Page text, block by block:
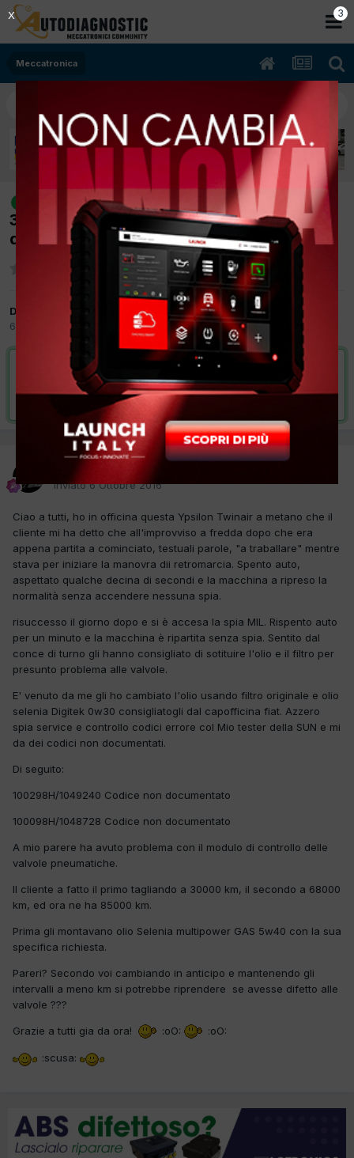
Meccatronica
[Lancia Ypsilon 11/2013 875cc
312A2000 62,Kw Bifuel B/Metano] Codici di
difetto non documentati
Da piancastelli
6 Ottobre 2016
Meccatronica
VAI ALLA SOLUZIONE
Risolta da piancastelli,
piancastelli
Inviato6 Ottobre 2016
Ciao a tutti, ho in officina questa Ypsilon Twinair a metano che il
cliente mi ha detto che all'improvviso a fredda dopo che era
appena partita a cominciato, testuali parole, "a traballare" mentre
stava per iniziare la manovra dii retromarcia. Spento auto,
aspettato qualche decina di secondi e la macchina a ripreso la
normalità senza accendere nessuna spia.
risuccesso il giorno dopo e si è accesa la spia MIL. Rispento auto
per un minuto e la macchina è ripartita senza spia. Sentito dal
conce di turno gli hanno consigliato di sotituire l'olio e il filtro per
presunto problema alle valvole.
E' venuto da me gli ho cambiato l'olio usando filtro originale e olio
selenia Digitek 0w30 consigliatogli dal capofficina fiat. Azzero
spia service e controllo codici errore col Mio tester della SUN e mi
da dei codici non documentati.
Di seguito:
100298H/1049240 Codice non documentato
100098H/1048728 Codice non documentato
A mio parere ha avuto problema con il modulo di controllo delle
valvole pneumatiche.
Il cliente a fatto il primo tagliando a 30000 km, il secondo a 68000
km, ed ora ne ha 85000 km.
Prima gli montavano olio Selenia multipower GAS 5w40 con la sua
specifica richiesta.
Pareri? Secondo voi cambiando in anticipo e mantenendo gli
intervalli a meno km si potrebbe riprendere se avesse difetto alle
valvole ???
Grazie a tutti gia da ora! :oO: :oO:
:scusa:
2
X